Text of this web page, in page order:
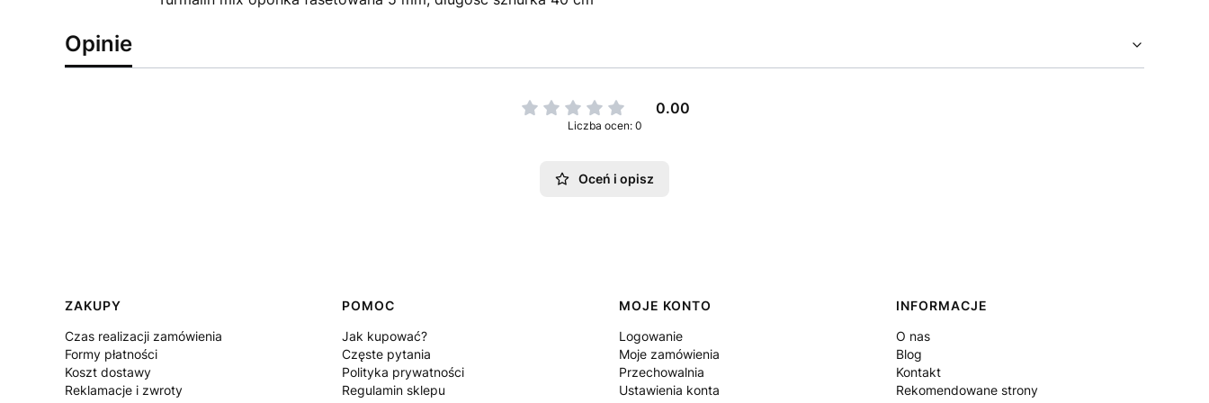
Opinie
0.00
Liczba ocen: 0
Oceń i opisz
Linki w stopce
ZAKUPY
Czas realizacji zamówienia
Formy płatności
Koszt dostawy
Reklamacje i zwroty
POMOC
Jak kupować?
Częste pytania
Polityka prywatności
Regulamin sklepu
MOJE KONTO
Logowanie
Moje zamówienia
Przechowalnia
Ustawienia konta
INFORMACJE
O nas
Blog
Kontakt
Rekomendowane strony